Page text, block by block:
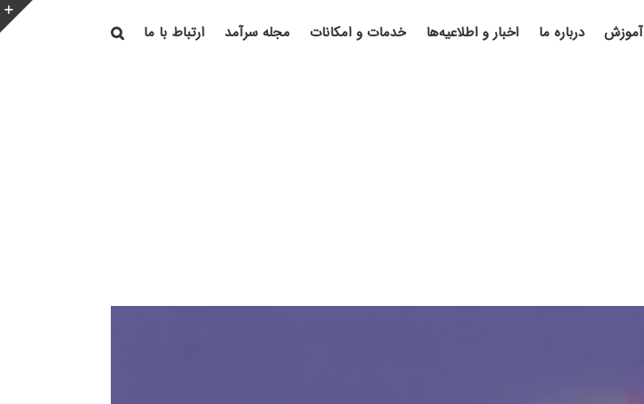
آموزش درباره ما اخبار و اطلاعیه‌ها خدمات و امکانات مجله سرآمد ارتباط با ما